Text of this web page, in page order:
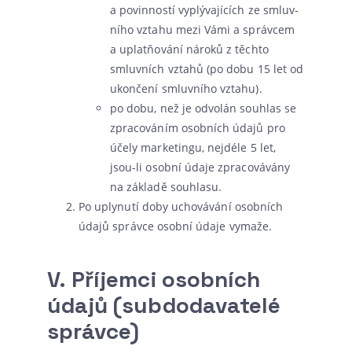
a povin­nos­tí vyplý­va­jí­cích ze smluv­
ní­ho vzta­hu mezi Vámi a správ­cem
a uplat­ňo­vá­ní náro­ků z těch­to
smluv­ních vzta­hů (po dobu 15 let od
ukon­če­ní smluv­ní­ho vztahu).
po dobu, než je odvo­lán sou­hlas se
zpra­co­vá­ním osob­ních úda­jů pro
úče­ly mar­ke­tingu, nejdéle 5 let,
jsou-li osob­ní úda­je zpra­co­vá­vá­ny
na zákla­dě souhlasu.
Po uply­nu­tí doby ucho­vá­vá­ní osob­ních
úda­jů správ­ce osob­ní úda­je vymaže.
V. Příjemci osobních
údajů (subdodavatelé
správce)